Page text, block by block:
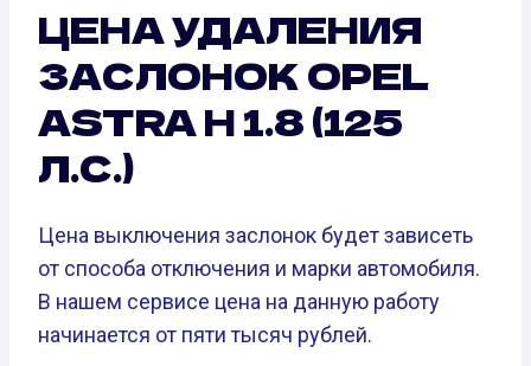
ЦЕНА УДАЛЕНИЯ
ЗАСЛОНОК OPEL
ASTRA H 1.8 (125
Л.С.)
Цена выключения заслонок будет зависеть
от способа отключения и марки автомобиля.
В нашем сервисе цена на данную работу
начинается от пяти тысяч рублей.